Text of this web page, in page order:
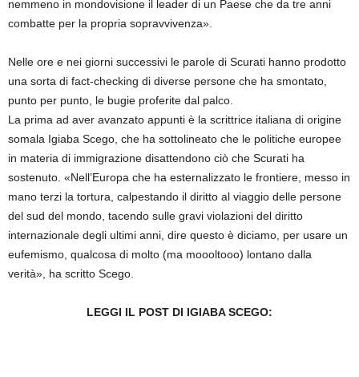
nemmeno in mondovisione il leader di un Paese che da tre anni
combatte per la propria sopravvivenza».
Nelle ore e nei giorni successivi le parole di Scurati hanno prodotto
una sorta di fact-checking di diverse persone che ha smontato,
punto per punto, le bugie proferite dal palco.
La prima ad aver avanzato appunti è la scrittrice italiana di origine
somala Igiaba Scego, che ha sottolineato che le politiche europee
in materia di immigrazione disattendono ciò che Scurati ha
sostenuto. «Nell’Europa che ha esternalizzato le frontiere, messo in
mano terzi la tortura, calpestando il diritto al viaggio delle persone
del sud del mondo, tacendo sulle gravi violazioni del diritto
internazionale degli ultimi anni, dire questo è diciamo, per usare un
eufemismo, qualcosa di molto (ma moooltooo) lontano dalla
verità», ha scritto Scego.
LEGGI IL POST DI IGIABA SCEGO: